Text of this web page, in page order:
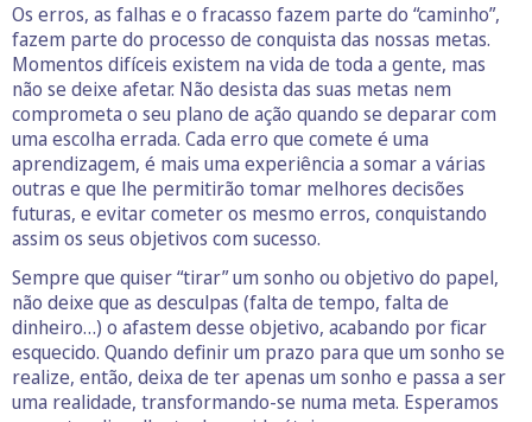
Os erros, as falhas e o fracasso fazem parte do “caminho”,
fazem parte do processo de conquista das nossas metas.
Momentos difíceis existem na vida de toda a gente, mas
não se deixe afetar. Não desista das suas metas nem
comprometa o seu plano de ação quando se deparar com
uma escolha errada. Cada erro que comete é uma
aprendizagem, é mais uma experiência a somar a várias
outras e que lhe permitirão tomar melhores decisões
futuras, e evitar cometer os mesmo erros, conquistando
assim os seus objetivos com sucesso.
Sempre que quiser “tirar” um sonho ou objetivo do papel,
não deixe que as desculpas (falta de tempo, falta de
dinheiro…) o afastem desse objetivo, acabando por ficar
esquecido. Quando definir um prazo para que um sonho se
realize, então, deixa de ter apenas um sonho e passa a ser
uma realidade, transformando-se numa meta. Esperamos